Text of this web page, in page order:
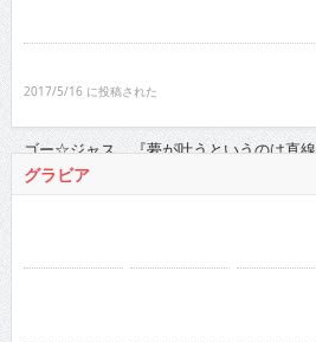
グラビア